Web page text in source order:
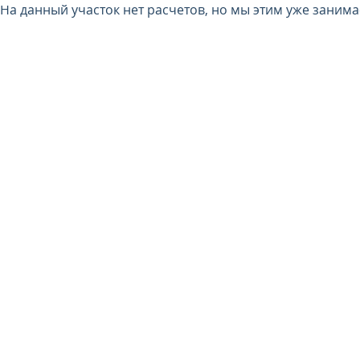
На данный участок нет расчетов, но мы этим уже